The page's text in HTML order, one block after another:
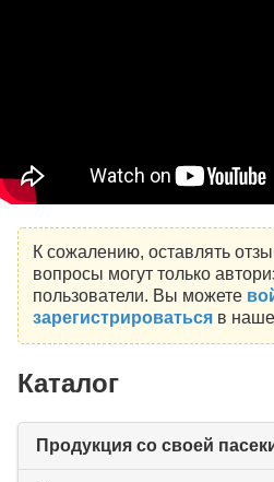
К сожалению, оставлять
вопросы могут только
пользователи. Вы можете
зарегистрироватьсяв
Каталог
Продукция со своей